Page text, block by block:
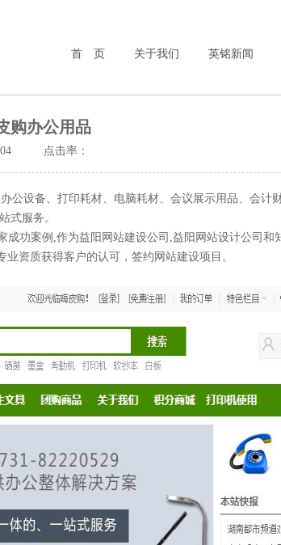
首 页 关于我们 英铭新闻
购办公用品
点击率：
设备、打印耗材、电脑耗材、会议展示用品、会计
式服务。
功案例,作为益阳网站建设公司,益阳网站设计公司和
资质获得客户的认可，签约网站建设项目。